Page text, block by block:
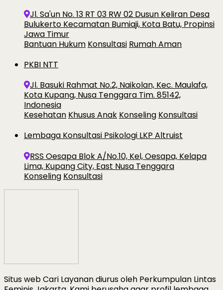
Jl. Sa'un No. 13 RT 03 RW 02 Dusun Keliran Desa
Bulukerto Kecamatan Bumiaji, Kota Batu, Propinsi
Jawa Timur
Bantuan Hukum Konsultasi Rumah Aman
PKBI NTT
Jl. Basuki Rahmat No.2, Naikolan, Kec. Maulafa,
Kota Kupang, Nusa Tenggara Tim. 85142,
Indonesia
Kesehatan Khusus Anak Konseling Konsultasi
Lembaga Konsultasi Psikologi LKP Altruist
RSS Oesapa Blok A/No.10, Kel, Oesapa, Kelapa
Lima, Kupang City, East Nusa Tenggara
Konseling Konsultasi
Situs web Cari Layanan diurus oleh Perkumpulan Lintas